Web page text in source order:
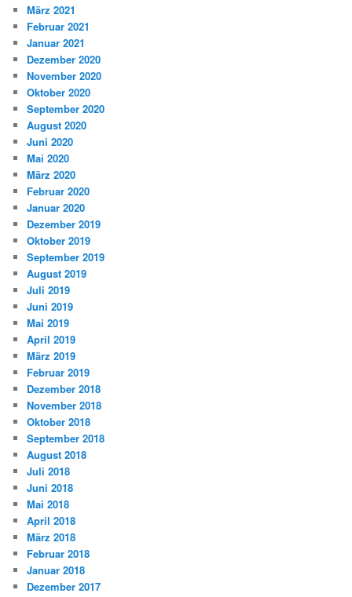
März 2021
Februar 2021
Januar 2021
Dezember 2020
November 2020
Oktober 2020
September 2020
August 2020
Juni 2020
Mai 2020
März 2020
Februar 2020
Januar 2020
Dezember 2019
Oktober 2019
September 2019
August 2019
Juli 2019
Juni 2019
Mai 2019
April 2019
März 2019
Februar 2019
Dezember 2018
November 2018
Oktober 2018
September 2018
August 2018
Juli 2018
Juni 2018
Mai 2018
April 2018
März 2018
Februar 2018
Januar 2018
Dezember 2017